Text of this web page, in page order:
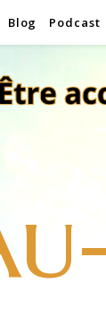
Blog Podcast